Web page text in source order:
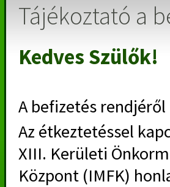
Tájékoztató a
Kedves Szülők!
A befizetés
Az étkeztetéssel
XIII. Kerületi
Központ (IMFK)